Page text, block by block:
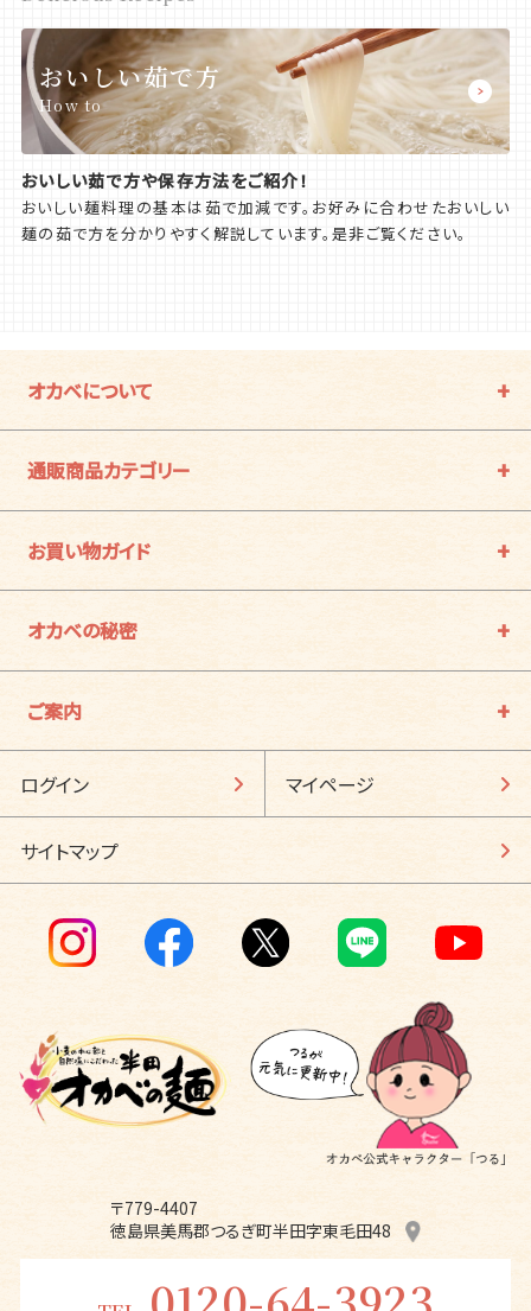
おいしい茹で方
How to
おいしい茹で方や保存方法をご紹介！
おいしい麺料理の基本は茹で加減です。お好みに合わせたおいしい
麺の茹で方を分かりやすく解説しています。是非ご覧ください。
オカベについて
通販商品カテゴリー
お買い物ガイド
オカベの秘密
ご案内
ログイン マイページ
サイトマップ
〒779-4407
徳島県美馬郡つるぎ町半田字東毛田48